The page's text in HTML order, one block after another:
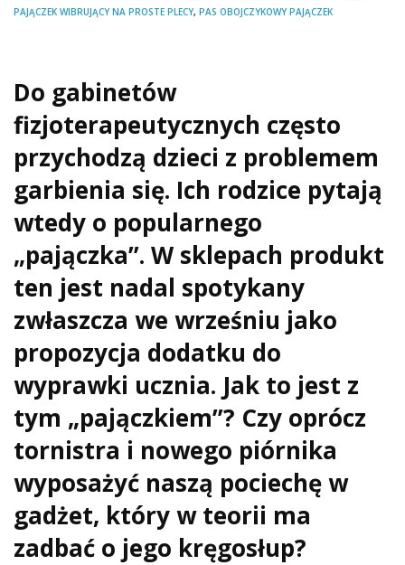
PAJĄCZEK WIBRUJĄCY NA PROSTE PLECY, PAS OBOJCZYKOWY PAJĄCZEK
Do gabinetów
fizjoterapeutycznych często
przychodzą dzieci z problemem
garbienia się. Ich rodzice pytają
wtedy o popularnego
„pajączka”. W sklepach produkt
ten jest nadal spotykany
zwłaszcza we wrześniu jako
propozycja dodatku do
wyprawki ucznia. Jak to jest z
tym „pajączkiem”? Czy oprócz
tornistra i nowego piórnika
wyposażyć naszą pociechę w
gadżet, który w teorii ma
zadbać o jego kręgosłup?